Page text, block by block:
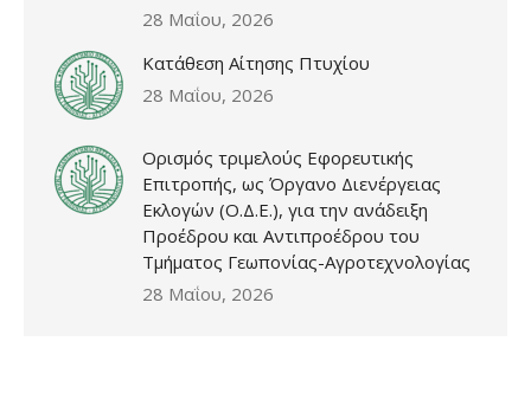
28 Μαΐου, 2026
Κατάθεση Αίτησης Πτυχίου
28 Μαΐου, 2026
Ορισμός τριμελούς Εφορευτικής
Επιτροπής, ως Όργανο Διενέργειας
Εκλογών (Ο.Δ.Ε.), για την ανάδειξη
Προέδρου και Αντιπροέδρου του
Τμήματος Γεωπονίας-Αγροτεχνολογίας
28 Μαΐου, 2026